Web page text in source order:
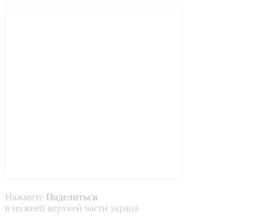
Нажмите Поделиться
в нижней верхней части экрана